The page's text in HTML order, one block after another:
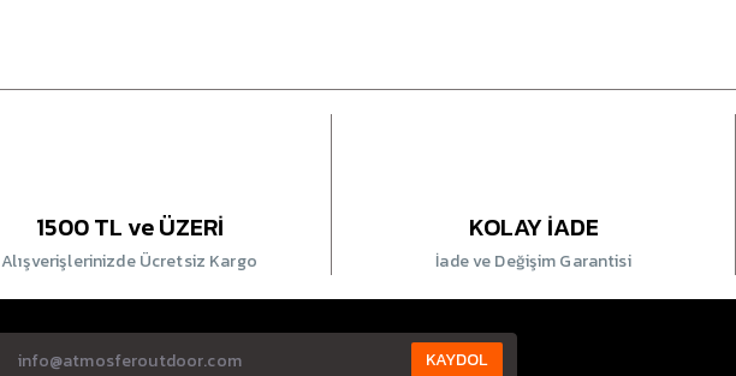
1500 TL ve ÜZERİ
Alışverişlerinizde Ücretsiz Kargo
KOLAY İADE
İade ve Değişim Garantisi
KAYDOL